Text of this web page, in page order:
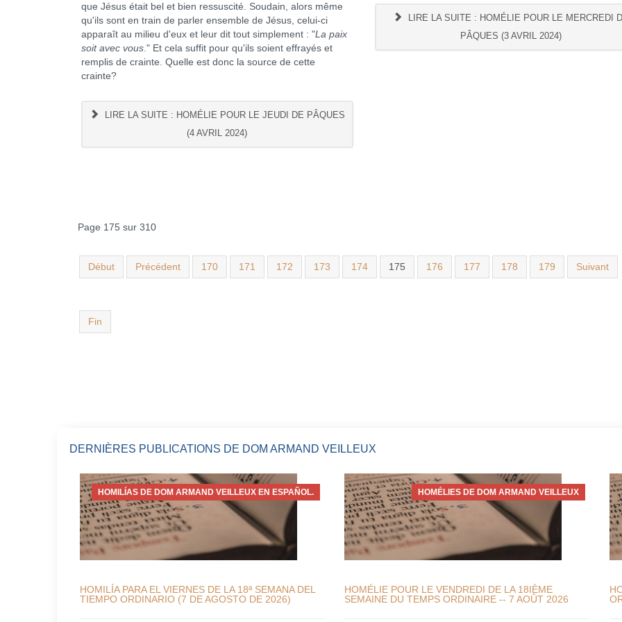
que Jésus était bel et bien ressuscité. Soudain, alors même
qu'ils sont en train de parler ensemble de Jésus, celui-ci
apparaît au milieu d'eux et leur dit tout simplement : "La paix
soit avec vous." Et cela suffit pour qu'ils soient effrayés et
remplis de crainte. Quelle est donc la source de cette
crainte?
LIRE LA SUITE : HOMÉLIE POUR LE JEUDI DE PÂQUES
(4 AVRIL 2024)
LIRE LA SUITE : HOMÉLIE POUR LE MERCREDI
PÂQUES (3 AVRIL 2024)
Page 175 sur 310
Début Précédent 170 171 172 173 174 175 176 177 178 179 Suivant
Fin
DERNIÈRES PUBLICATIONS DE DOM ARMAND VEILLEUX
HOMILÍAS DE DOM ARMAND VEILLEUX EN ESPAÑOL.
HOMILÍA PARA EL VIERNES DE LA 18ª SEMANA DEL
TIEMPO ORDINARIO (7 DE AGOSTO DE 2026)
HOMÉLIES DE DOM ARMAND VEILLEUX
HOMÉLIE POUR LE VENDREDI DE LA 18IÈME
SEMAINE DU TEMPS ORDINAIRE -- 7 AOÛT 2026